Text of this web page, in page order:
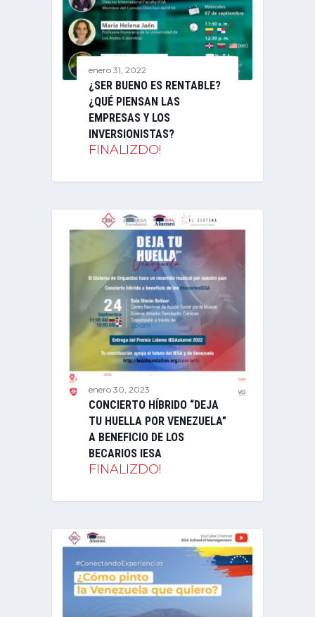
enero 31, 2022
¿SER BUENO ES RENTABLE?
¿QUÉ PIENSAN LAS
EMPRESAS Y LOS
INVERSIONISTAS?
FINALIZDO!
enero 30, 2023
CONCIERTO HÍBRIDO “DEJA
TU HUELLA POR VENEZUELA”
A BENEFICIO DE LOS
BECARIOS IESA
FINALIZDO!